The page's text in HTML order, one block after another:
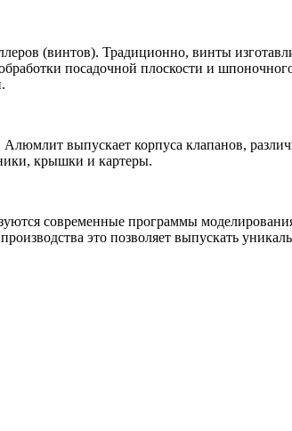
(винтов). Традиционно, винты
посадочной плоскости и
выпускает корпуса клапанов,
крышки и картеры.
современные программы
это позволяет выпускать